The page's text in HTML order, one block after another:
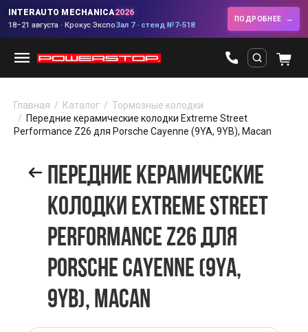
INTERAUTO MECHANICA2026
18–21 августа · Крокус ЭкспоЗал 7 · стенд №7-518
ПОДРОБНЕЕ
Главная Каталог
Тормозные колодки
Передние керамические колодки Extreme Street
Performance Z26 для Porsche Cayenne (9YA, 9YB), Macan
ПЕРЕДНИЕ КЕРАМИЧЕСКИЕ
КОЛОДКИ EXTREME STREET
PERFORMANCE Z26 ДЛЯ
PORSCHE CAYENNE (9YA,
9YB), MACAN